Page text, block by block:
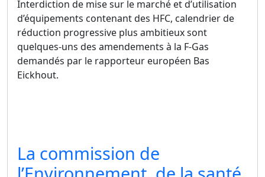
Interdiction de mise sur le marché et d’utilisation
d’équipements contenant des HFC, calendrier de
réduction progressive plus ambitieux sont
quelques-uns des amendements à la F-Gas
demandés par le rapporteur européen Bas
Eickhout.
La commission de